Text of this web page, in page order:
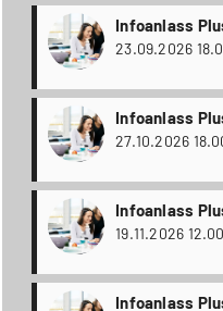
Infoanlass
Abschluss
Infoanlass
Abschluss
Infoanlass
Abschluss
Infoanlass